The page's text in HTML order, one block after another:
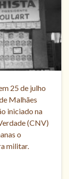
25 de julho
Malhães
iniciado na
(CNV)
o
militar.